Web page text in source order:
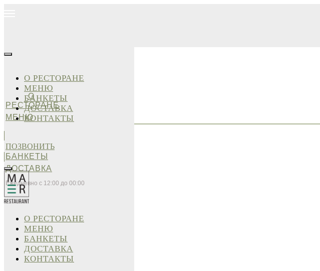
О
РЕСТОРАНЕ
МЕНЮ
БАНКЕТЫ
ДОСТАВКА
Ежедневно с 12:00 до 00:00
О РЕСТОРАНЕ
МЕНЮ
БАНКЕТЫ
ДОСТАВКА
КОНТАКТЫ
ПОЗВОНИТЬ
О РЕСТОРАНЕ
МЕНЮ
БАНКЕТЫ
ДОСТАВКА
КОНТАКТЫ